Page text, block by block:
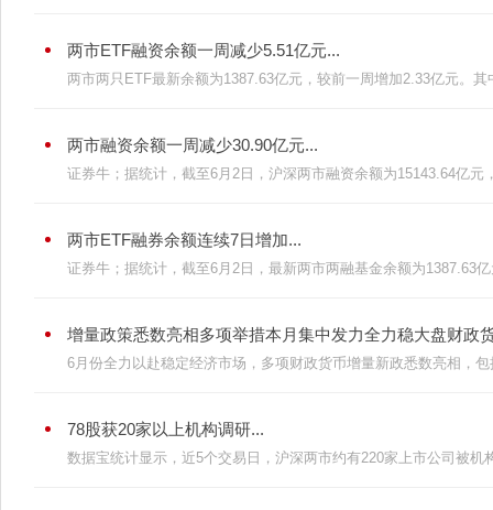
两市ETF融资余额一周减少5.51亿元...
两市两只ETF最新余额为1387.63亿元，较前一周增加2.33亿元。其
两市融资余额一周减少30.90亿元...
证券牛；据统计，截至6月2日，沪深两市融资余额为15143.64亿元
两市ETF融券余额连续7日增加...
证券牛；据统计，截至6月2日，最新两市两融基金余额为1387.63
增量政策悉数亮相多项举措本月集中发力全力稳大盘财政
6月份全力以赴稳定经济市场，多项财政货币增量新政悉数亮相，
78股获20家以上机构调研...
数据宝统计显示，近5个交易日，沪深两市约有220家上市公司被机